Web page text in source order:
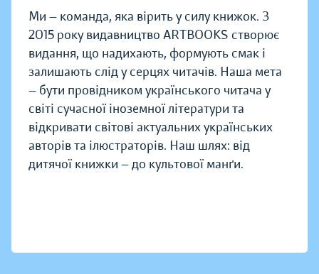
Ми — команда, яка вірить у силу книжок. З
2015 року видавництво ARTBOOKS створює
видання, що надихають, формують смак і
залишають слід у серцях читачів. Наша мета
— бути провідником українського читача у
світі сучасної іноземної літератури та
відкривати світові актуальних українських
авторів та ілюстраторів. Наш шлях: від
дитячої книжки — до культової манґи.